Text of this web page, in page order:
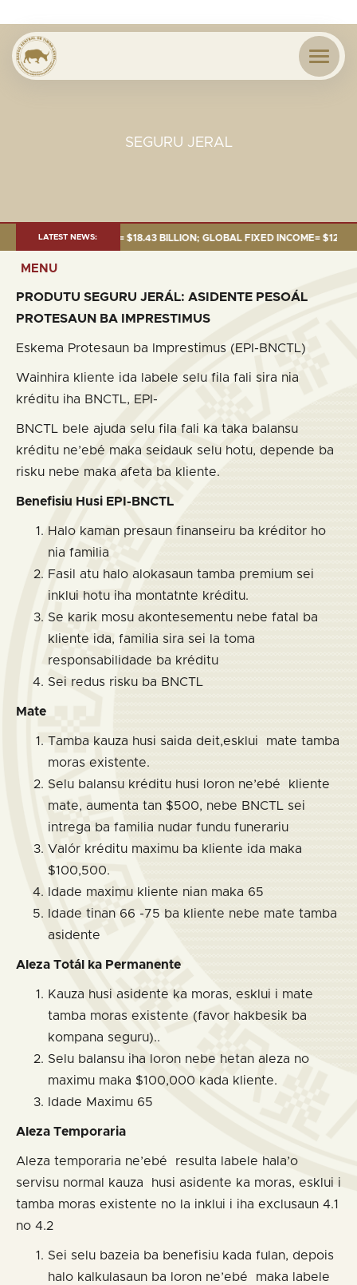
SEGURU JERAL
LATEST NEWS:
2026:TOTAL FUND= $18.43 BILLION; GLOBAL FIXED INCOME= $12.54
MENU
PRODUTU SEGURU JERÁL: ASIDENTE PESOÁL
PROTESAUN BA IMPRESTIMUS
Eskema Protesaun ba Imprestimus (EPI-BNCTL)
Wainhira kliente ida labele selu fila fali sira nia
kréditu iha BNCTL, EPI-
BNCTL bele ajuda selu fila fali ka taka balansu
kréditu ne’ebé maka seidauk selu hotu, depende ba
risku nebe maka afeta ba kliente.
Benefisiu Husi EPI-BNCTL
Halo kaman presaun finanseiru ba kréditor ho
nia familia
Fasil atu halo alokasaun tamba premium sei
inklui hotu iha montatnte kréditu.
Se karik mosu akontesementu nebe fatal ba
kliente ida, familia sira sei la toma
responsabilidade ba kréditu
Sei redus risku ba BNCTL
Mate
Tamba kauza husi saida deit,esklui mate tamba
moras existente.
Selu balansu kréditu husi loron ne’ebé kliente
mate, aumenta tan $500, nebe BNCTL sei
intrega ba familia nudar fundu funerariu
Valór kréditu maximu ba kliente ida maka
$100,500.
Idade maximu kliente nian maka 65
Idade tinan 66 -75 ba kliente nebe mate tamba
asidente
Aleza Totál ka Permanente
Kauza husi asidente ka moras, esklui i mate
tamba moras existente (favor hakbesik ba
kompana seguru)..
Selu balansu iha loron nebe hetan aleza no
maximu maka $100,000 kada kliente.
Idade Maximu 65
Aleza Temporaria
Aleza temporaria ne’ebé resulta labele hala’o
servisu normal kauza husi asidente ka moras, esklui i
tamba moras existente no la inklui i iha exclusaun 4.1
no 4.2
Sei selu bazeia ba benefisiu kada fulan, depois
halo kalkulasaun ba loron ne’ebé maka labele